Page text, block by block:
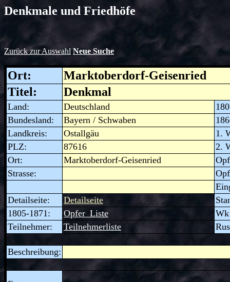
Denkmale und Friedhöfe
Zurück zur Auswahl Neue Suche
Ort:
Marktoberdorf-Geisenried
Titel:
Denkmal
Land: Deutschland
Bundesland:
Bayern / Schwaben
Landkreis:
Ostallgäu
1.
PLZ:
87616
2.
Ort:
Marktoberdorf-Geisenried
Strasse:
Detailseite: Detailseite
1805-1871 : Opfer_Liste
Teilnehmer: Teilnehmerliste
Beschreibung: